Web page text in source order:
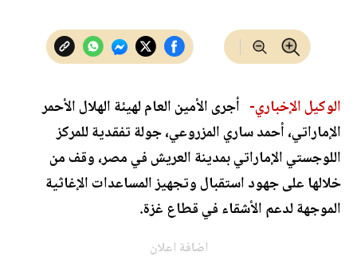
الوكيل الإخباري- أجرى الأمين العام لهيئة الهلال الأحمر
الإماراتي، أحمد ساري المزروعي، جولة تفقدية للمركز
اللوجستي الإماراتي بمدينة العريش في مصر، وقف من
خلالها على جهود استقبال وتجهيز المساعدات الإغاثية
الموجهة لدعم الأشقاء في قطاع غزة.
اضافة اعلان